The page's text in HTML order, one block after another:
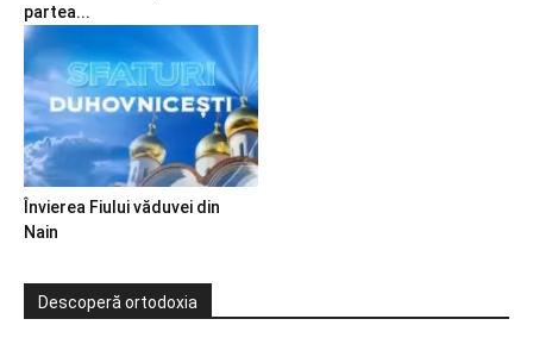
partea...
Învierea Fiului văduvei din
Nain
Descoperă ortodoxia